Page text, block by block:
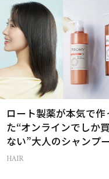
ロート製薬が本気で作
た“オンラインでしか
ない”大人のシャンプ
トリートメントって？
HAIR